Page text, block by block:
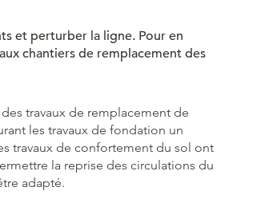
et perturber la ligne. Pour en
chantiers de remplacement des
travaux de remplacement de
les travaux de fondation un
travaux de confortement du sol ont
la reprise des circulations du
adapté.